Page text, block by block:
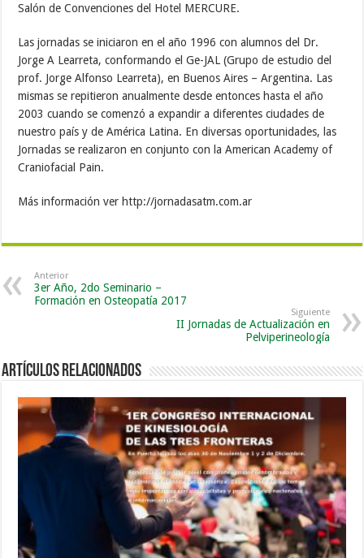
Salón de Convenciones del Hotel MERCURE.
Las jornadas se iniciaron en el año 1996 con alumnos del Dr.
Jorge A Learreta, conformando el Ge-JAL (Grupo de estudio del
prof. Jorge Alfonso Learreta), en Buenos Aires – Argentina. Las
mismas se repitieron anualmente desde entonces hasta el año
2003 cuando se comenzó a expandir a diferentes ciudades de
nuestro país y de América Latina. En diversas oportunidades, las
Jornadas se realizaron en conjunto con la American Academy of
Craniofacial Pain.
Más información ver http://jornadasatm.com.ar
Anterior
3er Año, 2do Seminario –
Formación en Osteopatía 2017
Siguiente
II Jornadas de Actualización en
Pelviperineología
Artículos Relacionados